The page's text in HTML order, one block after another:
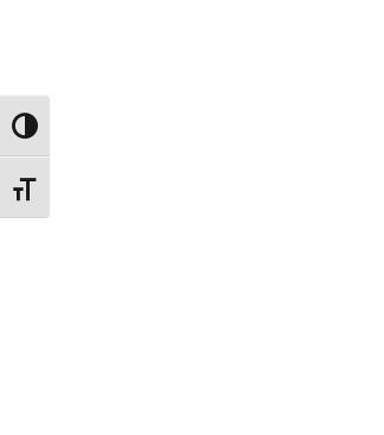
Glisor nivel contrast
Glisor mărime font